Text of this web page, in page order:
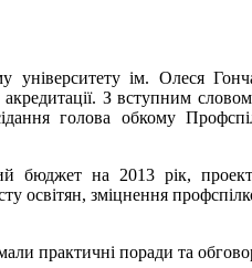
ім. Олеся
акредитації. З вступним
голова обкому
бюджет на 2013 рік,
освітян, зміцнення
практичні поради та